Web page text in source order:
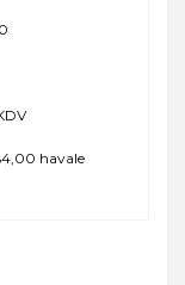
havale